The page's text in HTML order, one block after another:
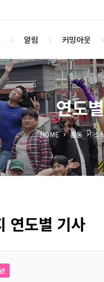
알림 커밍아웃
연도
HOME 활동 소
연도별 기사